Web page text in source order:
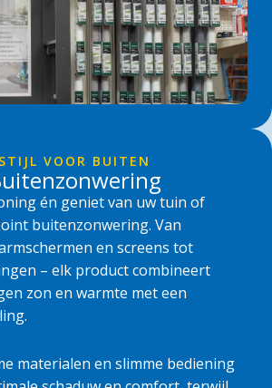
VOOR BUITEN
én geniet van uw tuin of
buitenzonwering. Van
en screens tot
– elk product combineert
zon en warmte met een
materialen en slimme bediening